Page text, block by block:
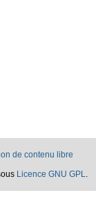
de contenu libre
Licence GNU GPL.